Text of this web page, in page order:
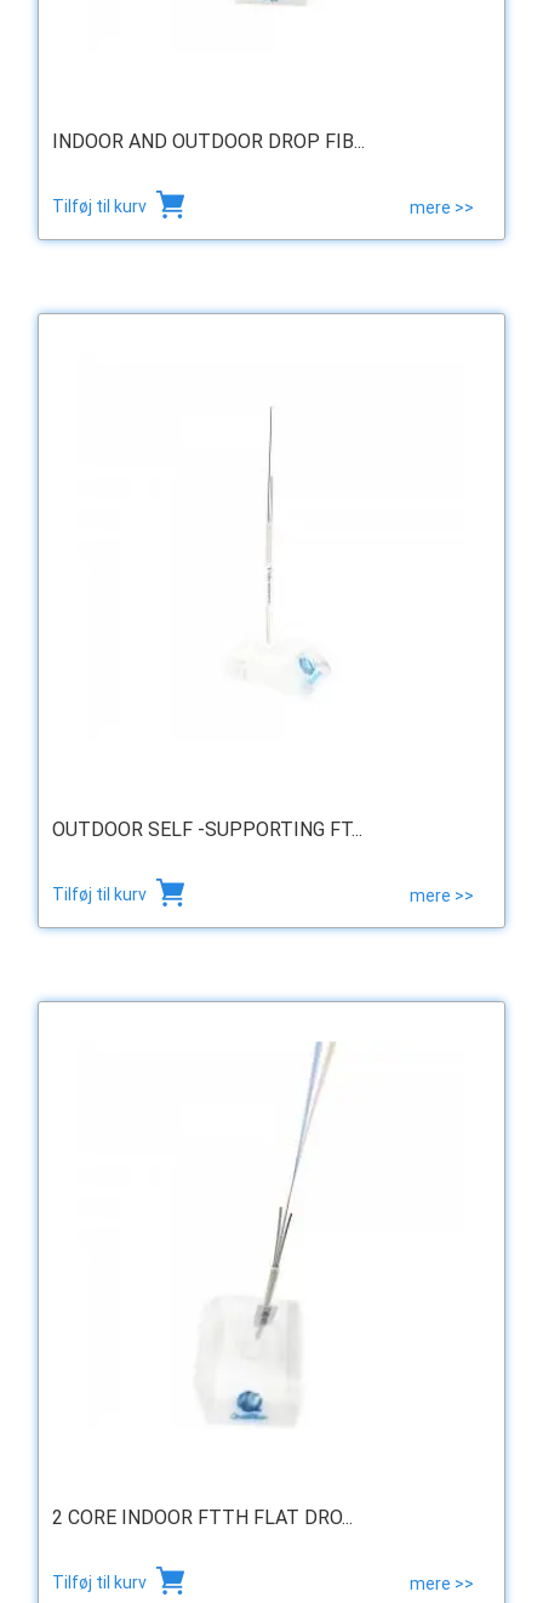
INDOOR AND OUTDOOR DROP FIB...
Tilføj til kurv mere >>
OUTDOOR SELF -SUPPORTING FT...
Tilføj til kurv mere >>
2 CORE INDOOR FTTH FLAT DRO...
Tilføj til kurv mere >>